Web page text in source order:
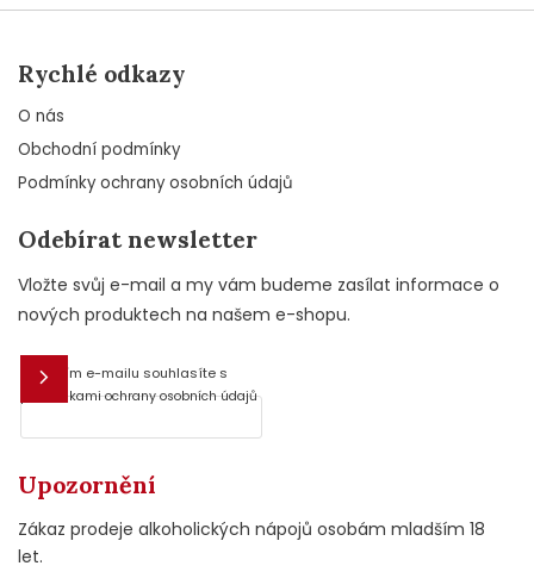
Rychlé odkazy
O nás
Obchodní podmínky
Podmínky ochrany osobních údajů
Odebírat newsletter
Vložte svůj e-mail a my vám budeme zasílat informace o
nových produktech na našem e-shopu.
E-mail
Vložením e-mailu souhlasíte s
podmínkami ochrany osobních údajů
Upozornění
Zákaz prodeje alkoholických nápojů osobám mladším 18
let.